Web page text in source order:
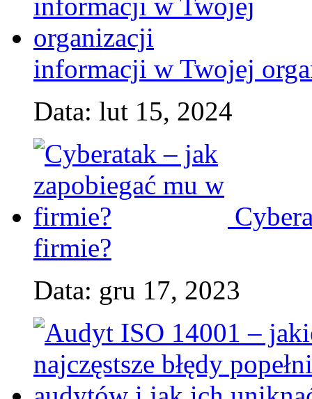
informacji w Twojej
Data: lut 15, 2024
firmie?
Data: gru 17, 2023